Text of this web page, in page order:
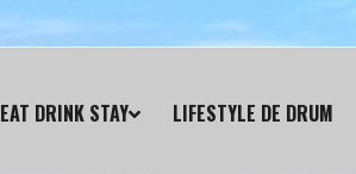
EAT DRINK STAY LIFESTYLE DE DRUM